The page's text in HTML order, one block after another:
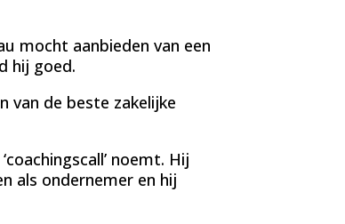
mocht aanbieden van een
hij goed.
van de beste zakelijke
noemt. Hij
als ondernemer en hij